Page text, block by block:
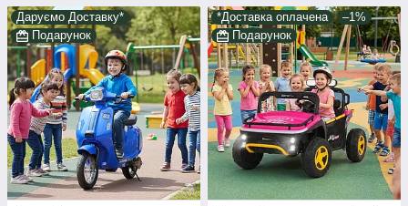
Даруємо Доставку*
Подарунок
*Доставка оплачена
–1%
Подарунок